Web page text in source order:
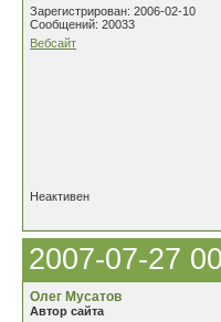
Зарегистрирован: 2006-02-10
Сообщений: 20033
Вебсайт
Неактивен
2007-07-27
Oлег Мусатов
Автор сайта